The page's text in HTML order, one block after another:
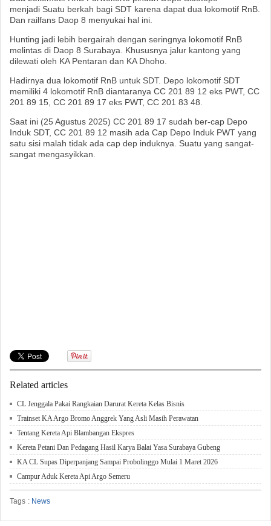
menjadi Suatu berkah bagi SDT karena dapat dua lokomotif RnB.
Dan railfans Daop 8 menyukai hal ini.
Hunting jadi lebih bergairah dengan seringnya lokomotif RnB
melintas di Daop 8 Surabaya. Khususnya jalur kantong yang
dilewati oleh KA Pentaran dan KA Dhoho.
Hadirnya dua lokomotif RnB untuk SDT. Depo lokomotif SDT
memiliki 4 lokomotif RnB diantaranya CC 201 89 12 eks PWT, CC
201 89 15, CC 201 89 17 eks PWT, CC 201 83 48.
Saat ini (25 Agustus 2025) CC 201 89 17 sudah ber-cap Depo
Induk SDT, CC 201 89 12 masih ada Cap Depo Induk PWT yang
satu sisi malah tidak ada cap dep induknya. Suatu yang sangat-
sangat mengasyikkan.
Related articles
CL Jenggala Pakai Rangkaian Darurat Kereta Kelas Bisnis
Trainset KA Argo Bromo Anggrek Yang Asli Masih Perawatan
Tentang Kereta Api Blambangan Ekspres
Kereta Petani Dan Pedagang Hasil Karya Balai Yasa Surabaya Gubeng
KA CL Supas Diperpanjang Sampai Probolinggo Mulai 1 Maret 2026
Campur Aduk Kereta Api Argo Semeru
Tags : News